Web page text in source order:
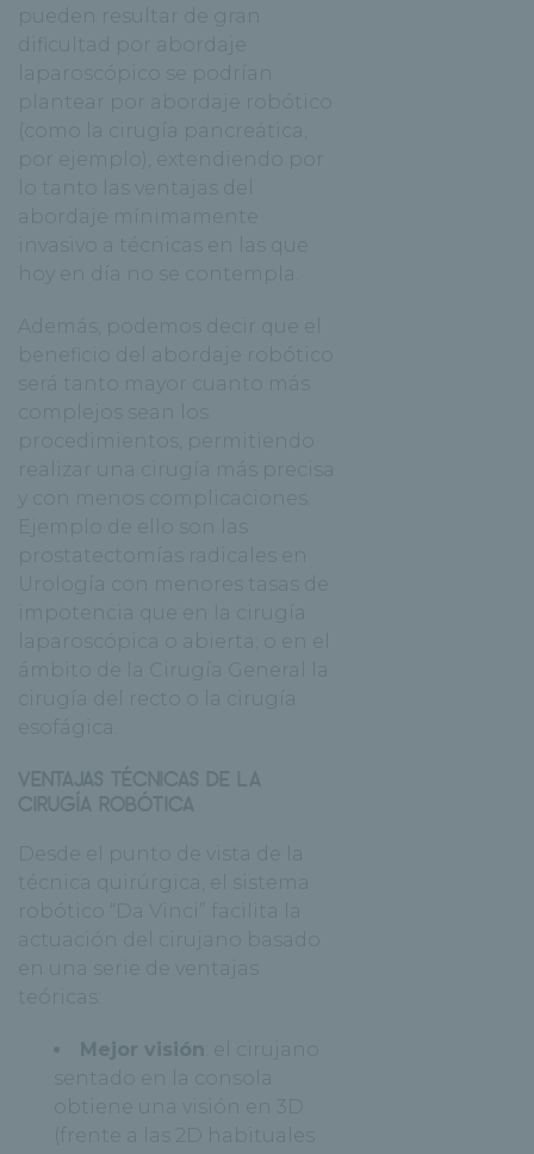
pueden resultar de gran
dificultad por abordaje
laparoscópico se podrían
plantear por abordaje robótico
(como la cirugía pancreática,
por ejemplo), extendiendo por
lo tanto las ventajas del
abordaje mínimamente
invasivo a técnicas en las que
hoy en día no se contempla.
Además, podemos decir que el
beneficio del abordaje robótico
será tanto mayor cuanto más
complejos sean los
procedimientos, permitiendo
realizar una cirugía más precisa
y con menos complicaciones.
Ejemplo de ello son las
prostatectomías radicales en
Urología con menores tasas de
impotencia que en la cirugía
laparoscópica o abierta; o en el
ámbito de la Cirugía General la
cirugía del recto o la cirugía
esofágica.
VENTAJAS TÉCNICAS DE LA
CIRUGÍA ROBÓTICA
Desde el punto de vista de la
técnica quirúrgica, el sistema
robótico “Da Vinci” facilita la
actuación del cirujano basado
en una serie de ventajas
teóricas:
Mejor visión : el cirujano
sentado en la consola
obtiene una visión en 3D
(frente a las 2D habituales